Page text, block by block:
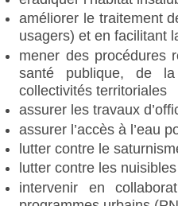
améliorer le traitement
usagers) et en facilitant
mener des procédures
santé publique, de
collectivités territoriales
assurer les travaux
assurer l’accès à l’eau
lutter contre le
lutter contre les
intervenir en